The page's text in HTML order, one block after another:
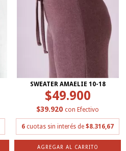
SWEATER AMAELIE 10-18
$49.900
$39.920 con Efectivo
6 cuotas sin interés de $8.316,67
AGREGAR AL CARRITO